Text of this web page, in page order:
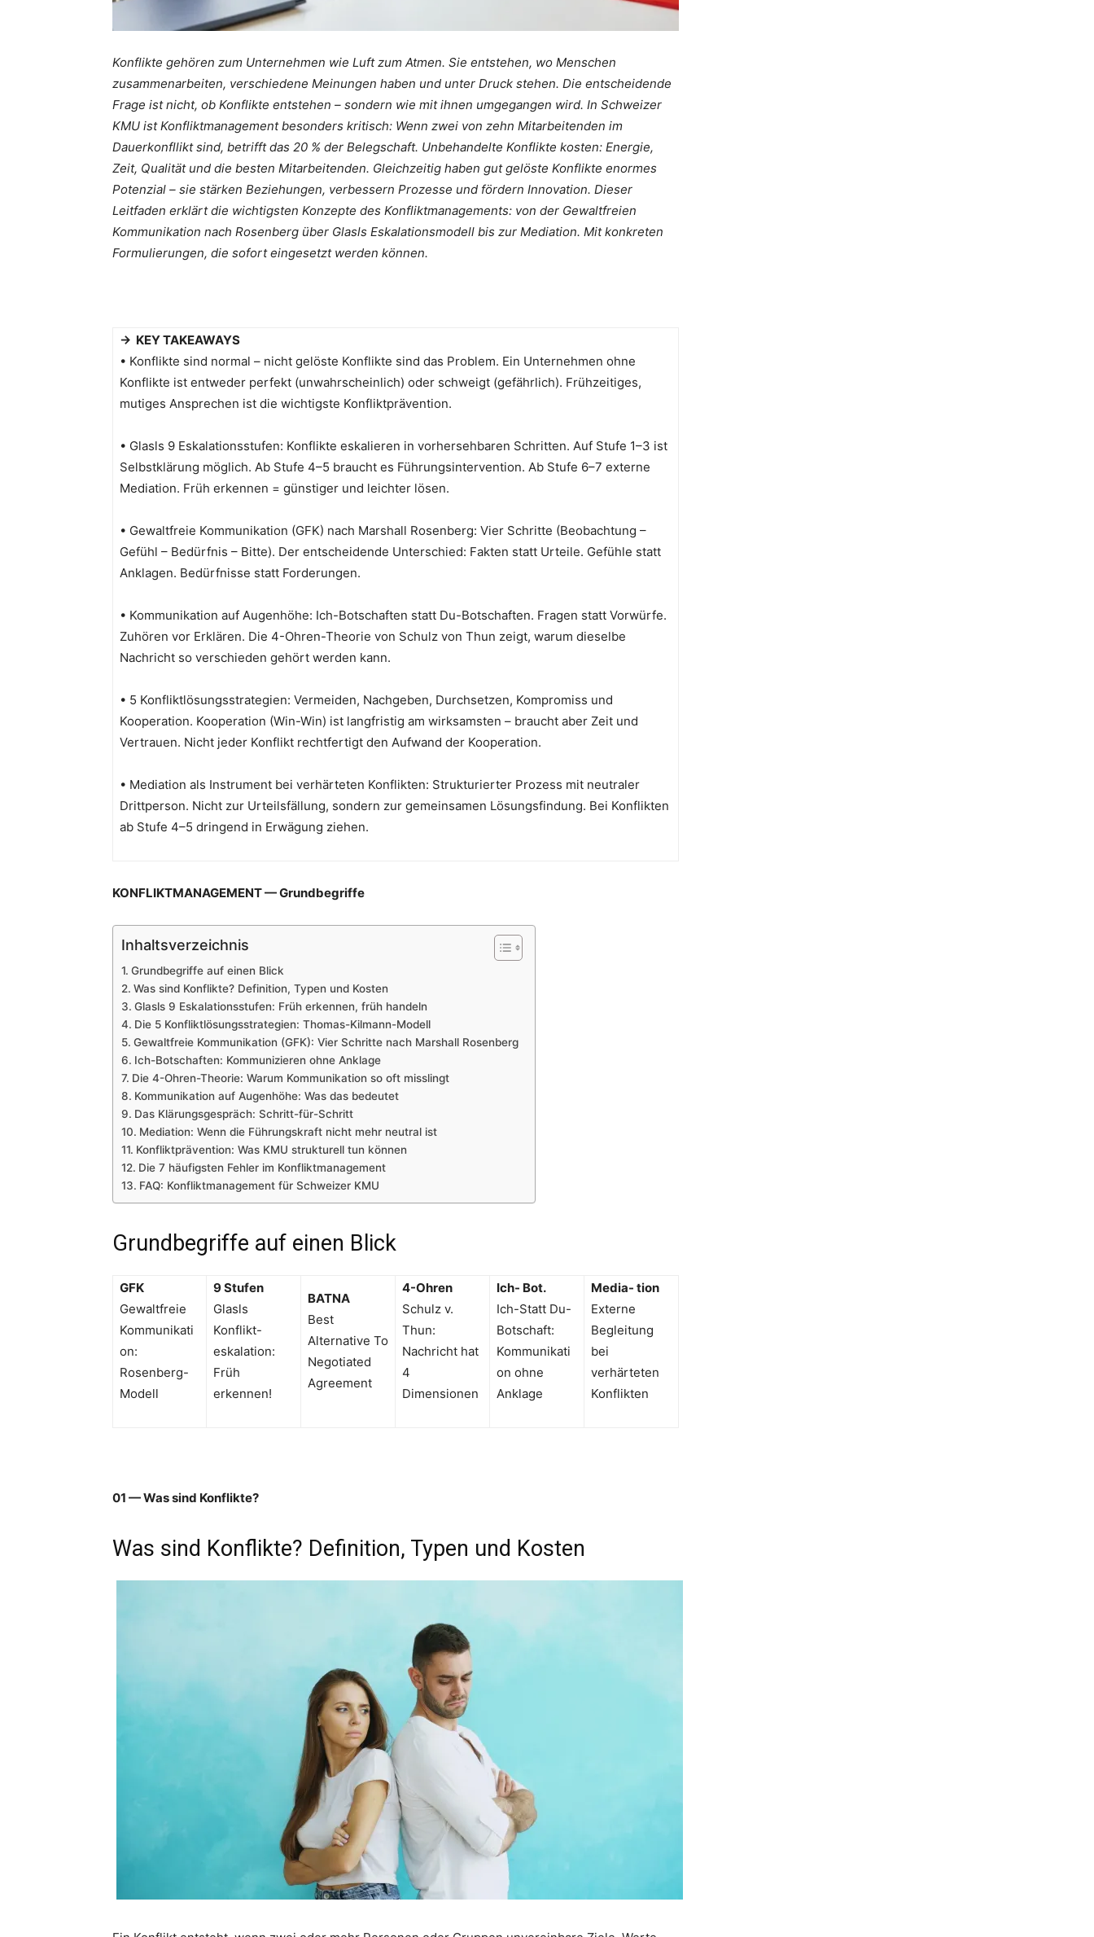
Konflikte gehören zum Unternehmen wie Luft zum Atmen. Sie entstehen, wo Menschen
zusammenarbeiten, verschiedene Meinungen haben und unter Druck stehen. Die entscheidende
Frage ist nicht, ob Konflikte entstehen – sondern wie mit ihnen umgegangen wird. In Schweizer
KMU ist Konfliktmanagement besonders kritisch: Wenn zwei von zehn Mitarbeitenden im
Dauerkonfllikt sind, betrifft das 20 % der Belegschaft. Unbehandelte Konflikte kosten: Energie,
Zeit, Qualität und die besten Mitarbeitenden. Gleichzeitig haben gut gelöste Konflikte enormes
Potenzial – sie stärken Beziehungen, verbessern Prozesse und fördern Innovation. Dieser
Leitfaden erklärt die wichtigsten Konzepte des Konfliktmanagements: von der Gewaltfreien
Kommunikation nach Rosenberg über Glasls Eskalationsmodell bis zur Mediation. Mit konkreten
Formulierungen, die sofort eingesetzt werden können.
→ KEY TAKEAWAYS
• Konflikte sind normal – nicht gelöste Konflikte sind das Problem. Ein Unternehmen ohne
Konflikte ist entweder perfekt (unwahrscheinlich) oder schweigt (gefährlich). Frühzeitiges,
mutiges Ansprechen ist die wichtigste Konfliktprävention.
• Glasls 9 Eskalationsstufen: Konflikte eskalieren in vorhersehbaren Schritten. Auf Stufe 1–3 ist
Selbstklärung möglich. Ab Stufe 4–5 braucht es Führungsintervention. Ab Stufe 6–7 externe
Mediation. Früh erkennen = günstiger und leichter lösen.
• Gewaltfreie Kommunikation (GFK) nach Marshall Rosenberg: Vier Schritte (Beobachtung –
Gefühl – Bedürfnis – Bitte). Der entscheidende Unterschied: Fakten statt Urteile. Gefühle statt
Anklagen. Bedürfnisse statt Forderungen.
• Kommunikation auf Augenhöhe: Ich-Botschaften statt Du-Botschaften. Fragen statt Vorwürfe.
Zuhören vor Erklären. Die 4-Ohren-Theorie von Schulz von Thun zeigt, warum dieselbe
Nachricht so verschieden gehört werden kann.
• 5 Konfliktlösungsstrategien: Vermeiden, Nachgeben, Durchsetzen, Kompromiss und
Kooperation. Kooperation (Win-Win) ist langfristig am wirksamsten – braucht aber Zeit und
Vertrauen. Nicht jeder Konflikt rechtfertigt den Aufwand der Kooperation.
• Mediation als Instrument bei verhärteten Konflikten: Strukturierter Prozess mit neutraler
Drittperson. Nicht zur Urteilsfällung, sondern zur gemeinsamen Lösungsfindung. Bei Konflikten
ab Stufe 4–5 dringend in Erwägung ziehen.
KONFLIKTMANAGEMENT — Grundbegriffe
Inhaltsverzeichnis
Grundbegriffe auf einen Blick
Was sind Konflikte? Definition, Typen und Kosten
Glasls 9 Eskalationsstufen: Früh erkennen, früh handeln
Die 5 Konfliktlösungsstrategien: Thomas-Kilmann-Modell
Gewaltfreie Kommunikation (GFK): Vier Schritte nach Marshall Rosenberg
Ich-Botschaften: Kommunizieren ohne Anklage
Die 4-Ohren-Theorie: Warum Kommunikation so oft misslingt
Kommunikation auf Augenhöhe: Was das bedeutet
Das Klärungsgespräch: Schritt-für-Schritt
Mediation: Wenn die Führungskraft nicht mehr neutral ist
Konfliktprävention: Was KMU strukturell tun können
Die 7 häufigsten Fehler im Konfliktmanagement
FAQ: Konfliktmanagement für Schweizer KMU
Grundbegriffe auf einen Blick
GFK
Gewaltfreie
Kommunikati
on:
Rosenberg-
Modell
9 Stufen
Glasls
Konflikt-
eskalation:
Früh
erkennen!
BATNA
Best
Alternative To
Negotiated
Agreement
4-Ohren
Schulz v.
Thun:
Nachricht hat
4
Dimensionen
Ich- Bot.
Ich-Statt Du-
Botschaft:
Kommunikati
on ohne
Anklage
Media- tion
Externe
Begleitung
bei
verhärteten
Konflikten
01 — Was sind Konflikte?
Was sind Konflikte? Definition, Typen und Kosten